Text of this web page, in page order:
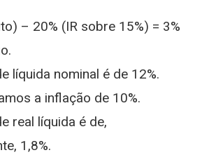
– 20% (IR sobre 15%) = 3%
líquida nominal é de 12%.
a inflação de 10%.
real líquida é de,
1,8%.